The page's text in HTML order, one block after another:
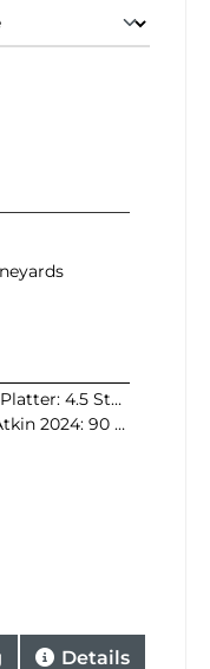
4.5 Sterne
90 Punkte
Details